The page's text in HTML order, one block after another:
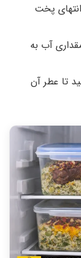
پخت
آب به
تا عطر آن